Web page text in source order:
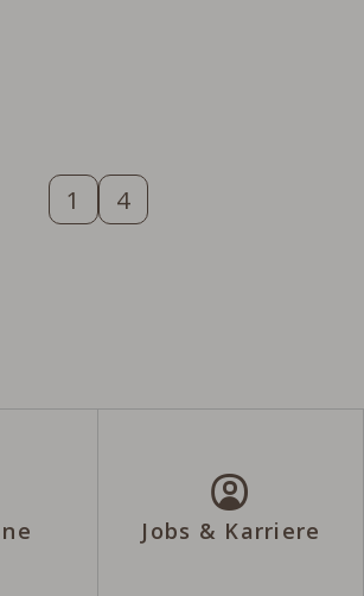
1 4
Jobs & Karriere